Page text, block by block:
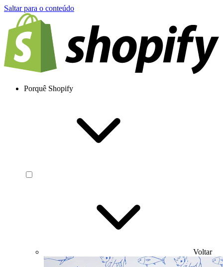
Saltar para o conteúdo
Porquê Shopify
Voltar